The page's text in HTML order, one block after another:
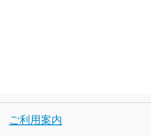
ご利用案内